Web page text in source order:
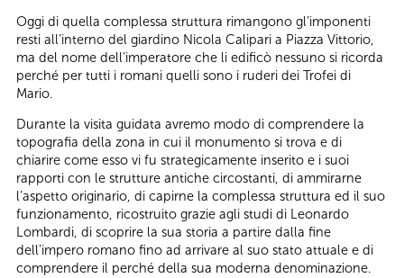
Oggi di quella complessa struttura rimangono gl’imponenti
resti all’interno del giardino Nicola Calipari a Piazza Vittorio,
ma del nome dell’imperatore che li edificò nessuno si ricorda
perché per tutti i romani quelli sono i ruderi dei Trofei di
Mario.
Durante la visita guidata avremo modo di comprendere la
topografia della zona in cui il monumento si trova e di
chiarire come esso vi fu strategicamente inserito e i suoi
rapporti con le strutture antiche circostanti, di ammirarne
l’aspetto originario, di capirne la complessa struttura ed il suo
funzionamento, ricostruito grazie agli studi di Leonardo
Lombardi, di scoprire la sua storia a partire dalla fine
dell’impero romano fino ad arrivare al suo stato attuale e di
comprendere il perché della sua moderna denominazione.